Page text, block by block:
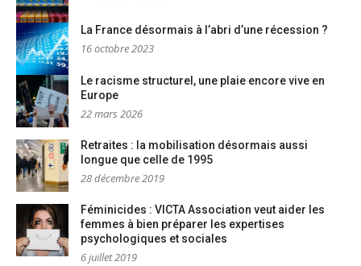
La France désormais à l’abri d’une récession ?
16 octobre 2023
Le racisme structurel, une plaie encore vive en
Europe
22 mars 2026
Retraites : la mobilisation désormais aussi
longue que celle de 1995
28 décembre 2019
Féminicides : VICTA Association veut aider les
femmes à bien préparer les expertises
psychologiques et sociales
6 juillet 2019